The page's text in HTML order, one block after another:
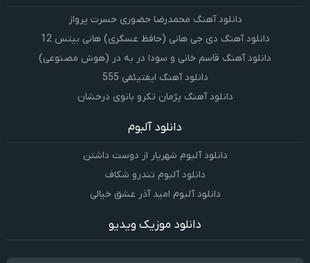
دانلود آهنگ محمدرضا حضورى حسرت پرواز
دانلود آهنگ دی جی هانی (حافظ عسگری) هانی بیتس 12
دانلود آهنگ قاسم خانی و سودا در به در (هوش مصنوعی)
دانلود آهنگ ایفتیئفی 555
دانلود آهنگ پژمان تکرو بانوی درخشان
دانلود آلبوم
دانلود آلبوم شهریار از دوست داشتن
دانلود آلبوم تندرو شکاف
دانلود آلبوم امید آذر عشق خیالی
دانلود موزیک ویدیو